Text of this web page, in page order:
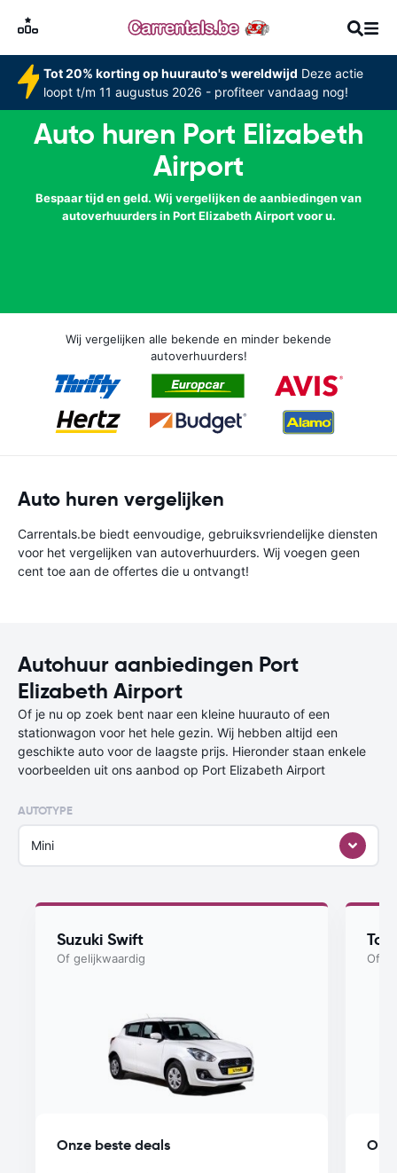
Tot 20% korting op huurauto's wereldwijd Deze actie
loopt t/m 11 augustus 2026 - profiteer vandaag nog!
Auto huren Port Elizabeth
Airport
Bespaar tijd en geld. Wij vergelijken de aanbiedingen van
autoverhuurders in Port Elizabeth Airport voor u.
Wij vergelijken alle bekende en minder bekende
autoverhuurders!
Auto huren vergelijken
Carrentals.be biedt eenvoudige, gebruiksvriendelijke diensten
voor het vergelijken van autoverhuurders. Wij voegen geen
cent toe aan de offertes die u ontvangt!
Autohuur aanbiedingen Port
Elizabeth Airport
Of je nu op zoek bent naar een kleine huurauto of een
stationwagon voor het hele gezin. Wij hebben altijd een
geschikte auto voor de laagste prijs. Hieronder staan enkele
voorbeelden uit ons aanbod op Port Elizabeth Airport
AUTOTYPE
Mini
Suzuki Swift
Of gelijkwaardig
Onze beste deals
Of